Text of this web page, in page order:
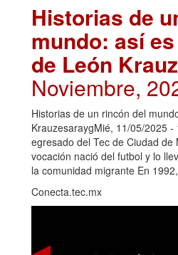
Historias de
mundo: así
de León
Noviembre,
Historias de un rincón del
KrauzesaraygMié, 11/05/2025
egresado del Tec de Ciudad
vocación nació del futbol y lo
la comunidad migrante En
Conecta.tec.mx